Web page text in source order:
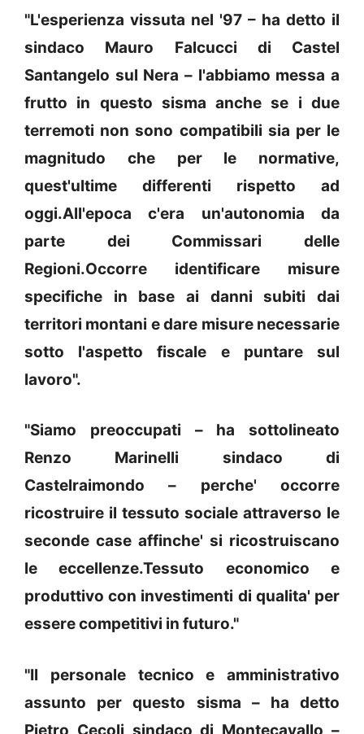
"L'esperienza vissuta nel '97 – ha detto il
sindaco Mauro Falcucci di Castel
Santangelo sul Nera – l'abbiamo messa a
frutto in questo sisma anche se i due
terremoti non sono compatibili sia per le
magnitudo che per le normative,
quest'ultime differenti rispetto ad
oggi.All'epoca c'era un'autonomia da
parte dei Commissari delle
Regioni.Occorre identificare misure
specifiche in base ai danni subiti dai
territori montani e dare misure necessarie
sotto l'aspetto fiscale e puntare sul
lavoro".
"Siamo preoccupati – ha sottolineato
Renzo Marinelli sindaco di
Castelraimondo – perche' occorre
ricostruire il tessuto sociale attraverso le
seconde case affinche' si ricostruiscano
le eccellenze.Tessuto economico e
produttivo con investimenti di qualita' per
essere competitivi in futuro."
"Il personale tecnico e amministrativo
assunto per questo sisma – ha detto
Pietro Cecoli sindaco di Montecavallo –